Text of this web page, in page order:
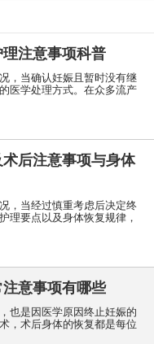
注意事项科普
，当确认妊娠且暂时没有继
医学处理方式。在众多流产
后注意事项与身体
，当经过慎重考虑后决定终
理要点以及身体恢复规律，
意事项有哪些
也是因医学原因终止妊娠的
，术后身体的恢复都是每位